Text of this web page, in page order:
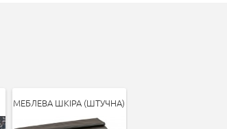
МЕБЛЕВА ШКІРА (ШТУЧНА)